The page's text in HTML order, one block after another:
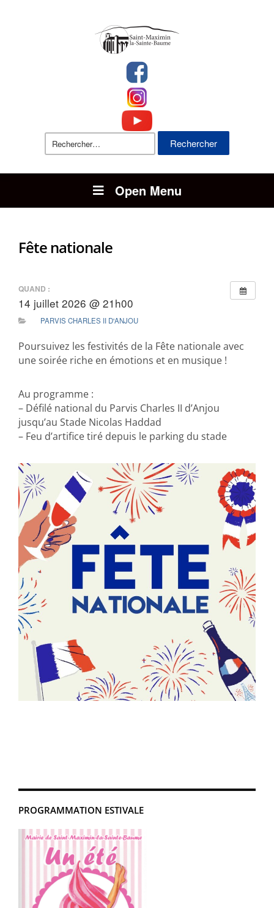
Rechercher :
Open Menu
PROGRAMMATION ESTIVALE
Fête nationale
QUAND :
14 juillet 2026 @ 21h00
PARVIS CHARLES II D'ANJOU
Poursuivez les festivités de la Fête nationale avec
une soirée riche en émotions et en musique !
Au programme :
– Défilé national du Parvis Charles II d’Anjou
jusqu’au Stade Nicolas Haddad
– Feu d’artifice tiré depuis le parking du stade